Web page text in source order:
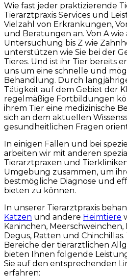
Wie fast jeder praktizierende
Tierarztpraxis Services und
Vielzahl von Erkrankungen,
und Beratungen an. Von A wie
Untersuchung bis Z wie
unterstützen wie Sie bei der
Tieres. Und ist ihr Tier bereits
uns um eine schnelle und
Behandlung. Durch
Tätigkeit auf dem Gebiet der
regelmäßige Fortbildungen
ihrem Tier eine medizinische
sich an dem aktuellen
gesundheitlichen Fragen
In einigen Fällen und bei
arbeiten wir mit anderen
Tierarztpraxen und
Umgebung zusammen, um
bestmögliche Diagnose und
bieten zu können.
In unserer Tierarztpraxis
Katzen und andere Heimtiere
Kaninchen, Meerschweinchen,
Degus, Ratten und
Bereiche der tierärztlichen
bieten Ihnen folgende
Sie auf den entsprechenden
erfahren: